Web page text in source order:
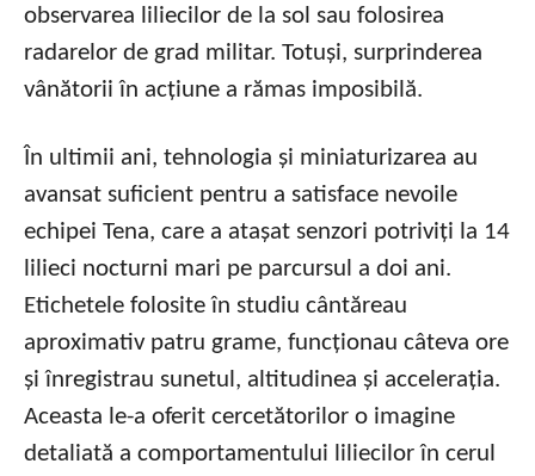
observarea liliecilor de la sol sau folosirea
radarelor de grad militar. Totuși, surprinderea
vânătorii în acțiune a rămas imposibilă.
În ultimii ani, tehnologia și miniaturizarea au
avansat suficient pentru a satisface nevoile
echipei Tena, care a atașat senzori potriviți la 14
lilieci nocturni mari pe parcursul a doi ani.
Etichetele folosite în studiu cântăreau
aproximativ patru grame, funcționau câteva ore
și înregistrau sunetul, altitudinea și accelerația.
Aceasta le-a oferit cercetătorilor o imagine
detaliată a comportamentului liliecilor în cerul